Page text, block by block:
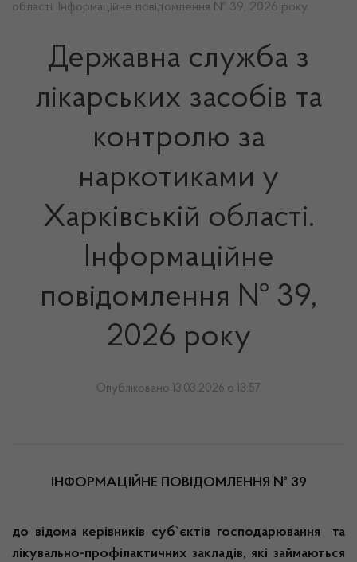
області. Інформаційне повідомлення № 39, 2026 року
Державна служба з
лікарських засобів та
контролю за
наркотиками у
Харківській області.
Інформаційне
повідомлення № 39,
2026 року
Опубліковано 13.03.2026 о 13:57
ІНФОРМАЦІЙНЕ ПОВІДОМЛЕННЯ № 39
до відома керівників суб`єктів господарювання та
лікувально-профілактичних закладів, які займаються